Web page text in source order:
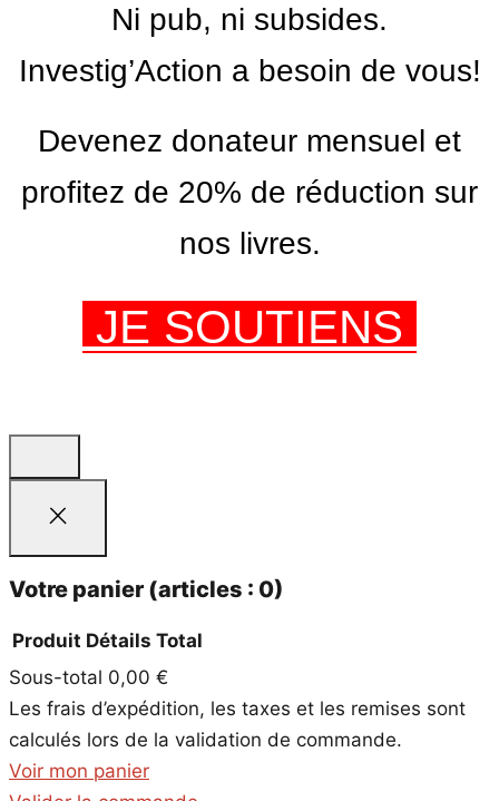
Ni pub, ni subsides.
Investig’Action a besoin de vous!
Devenez donateur mensuel et
profitez de 20% de réduction sur
nos livres.
JE SOUTIENS
Votre panier (articles : 0)
Produits
dans
le
panier
Produit Détails Total
Sous-total 0,00 €
Les frais d’expédition, les taxes et les remises sont
calculés lors de la validation de commande.
Voir mon panier